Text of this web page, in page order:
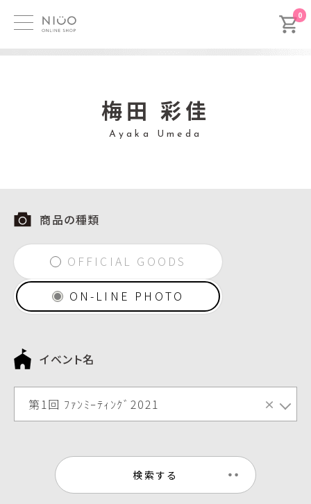
0
梅田 彩佳
Ayaka Umeda
商品の種類
OFFICIAL GOODS
ON-LINE PHOTO
イベント名
×
第1回 ﾌｧﾝﾐｰﾃｨﾝｸﾞ2021
検索する